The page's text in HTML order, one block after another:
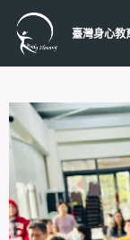
臺灣身心教